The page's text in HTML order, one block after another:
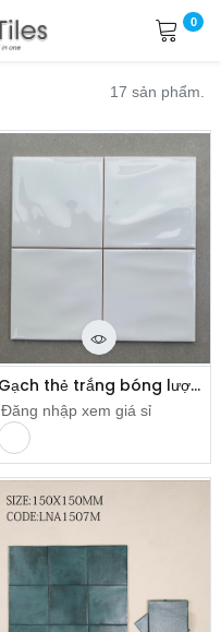
0
17 sản phẩm.
Gạch thẻ trắng bóng lượn mặt 150x150mm mã WH0606P
Đăng nhập xem giá sỉ